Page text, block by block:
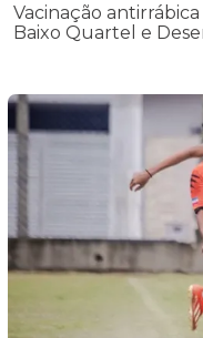
Vacinação
Baixo Quartel e